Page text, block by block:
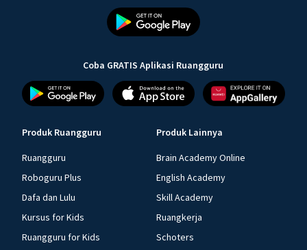
Coba GRATIS Aplikasi Ruangguru
Produk Ruangguru
Ruangguru
Roboguru Plus
Dafa dan Lulu
Kursus for Kids
Ruangguru for Kids
Produk Lainnya
Brain Academy Online
English Academy
Skill Academy
Ruangkerja
Schoters